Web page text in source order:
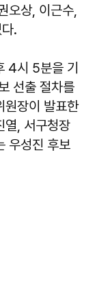
오상, 이근수,
.
4시 5분을 기
선출 절차를
원장이 발표한
열, 서구청장
우성진 후보